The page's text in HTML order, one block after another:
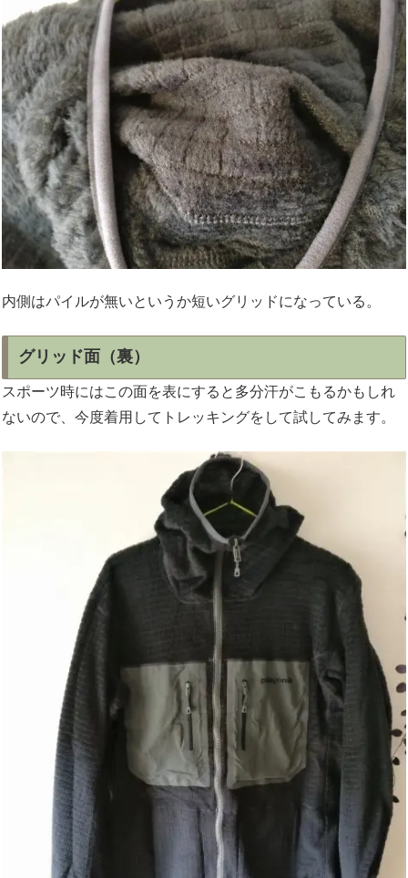
内側はパイルが無いというか短いグリッドになっている。
グリッド面（裏）
スポーツ時にはこの面を表にすると多分汗がこもるかもしれ
ないので、今度着用してトレッキングをして試してみます。